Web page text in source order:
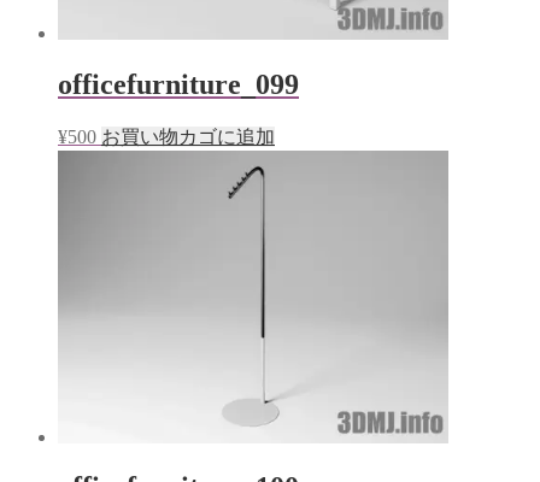
officefurniture_099
¥500 お買い物カゴに追加